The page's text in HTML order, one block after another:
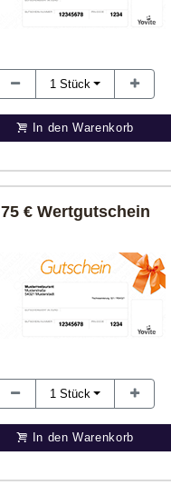
1 Stück
In den Warenkorb
75 € Wertgutschein
1 Stück
In den Warenkorb